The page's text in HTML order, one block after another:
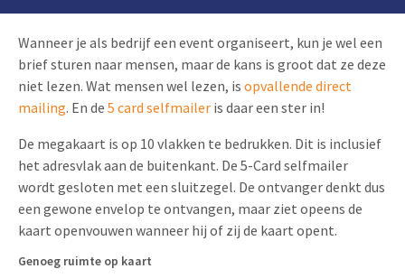
Wanneer je als bedrijf een event organiseert, kun je wel een
brief sturen naar mensen, maar de kans is groot dat ze deze
niet lezen. Wat mensen wel lezen, is opvallende direct
mailing. En de 5 card selfmailer is daar een ster in!
De megakaart is op 10 vlakken te bedrukken. Dit is inclusief
het adresvlak aan de buitenkant. De 5-Card selfmailer
wordt gesloten met een sluitzegel. De ontvanger denkt dus
een gewone envelop te ontvangen, maar ziet opeens de
kaart openvouwen wanneer hij of zij de kaart opent.
Genoeg ruimte op kaart
Overzicht Categorieën
Pop-up Kubussen
Turning Card
Brievenbusdoosje +
Schuifkaarten
Pop-up Kaarten
Klepdoosjes
Branche
Retail Marketing
Vastgoedmarketing
Sport Marketing
Media Marketing
Gelegenheden
Kerst- en Eindejaar
Verjaardag en Jubilea
Uitnodigingen
Product Introductie
Contact